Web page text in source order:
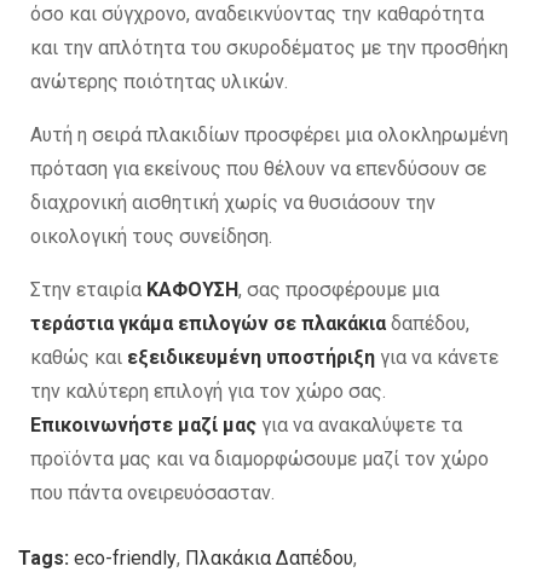
όσο και σύγχρονο, αναδεικνύοντας την καθαρότητα
και την απλότητα του σκυροδέματος με την προσθήκη
ανώτερης ποιότητας υλικών.
Αυτή η σειρά πλακιδίων προσφέρει μια ολοκληρωμένη
πρόταση για εκείνους που θέλουν να επενδύσουν σε
διαχρονική αισθητική χωρίς να θυσιάσουν την
οικολογική τους συνείδηση.
Στην εταιρία ΚΑΦΟΥΣΗ, σας προσφέρουμε μια
τεράστια γκάμα επιλογών σε πλακάκιαδαπέδου,
καθώς και εξειδικευμένη υποστήριξη για να κάνετε
την καλύτερη επιλογή για τον χώρο σας.
Επικοινωνήστε μαζί μας για να ανακαλύψετε τα
προϊόντα μας και να διαμορφώσουμε μαζί τον χώρο
που πάντα ονειρευόσασταν.
Tags: eco-friendly, Πλακάκια Δαπέδου,